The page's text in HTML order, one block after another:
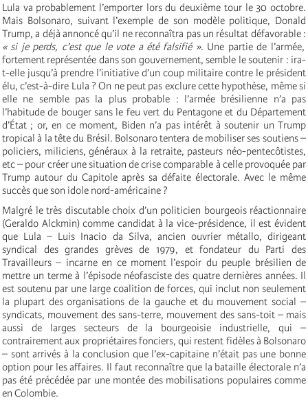
Lula va probablement l’emporter lors du deuxième tour le 30 octobre.
Mais Bolsonaro, suivant l’exemple de son modèle politique, Donald
Trump, a déjà annoncé qu’il ne reconnaîtra pas un résultat défavorable :
« si je perds, c’est que le vote a été falsifié ». Une partie de l’armée,
fortement représentée dans son gouvernement, semble le soutenir : ira-
t-elle jusqu’à prendre l’initiative d’un coup militaire contre le président
élu, c’est-à-dire Lula ? On ne peut pas exclure cette hypothèse, même si
elle ne semble pas la plus probable : l’armée brésilienne n’a pas
l’habitude de bouger sans le feu vert du Pentagone et du Département
d’État ; or, en ce moment, Biden n’a pas intérêt à soutenir un Trump
tropical à la tête du Brésil. Bolsonaro tentera de mobiliser ses soutiens –
policiers, miliciens, généraux à la retraite, pasteurs néo-pentecôtistes,
etc – pour créer une situation de crise comparable à celle provoquée par
Trump autour du Capitole après sa défaite électorale. Avec le même
succès que son idole nord-américaine ?
Malgré le très discutable choix d’un politicien bourgeois réactionnaire
(Geraldo Alckmin) comme candidat à la vice-présidence, il est évident
que Lula – Luis Inacio da Silva, ancien ouvrier métallo, dirigeant
syndical des grandes grèves de 1979, et fondateur du Parti des
Travailleurs – incarne en ce moment l’espoir du peuple brésilien de
mettre un terme à l’épisode néofasciste des quatre dernières années. Il
est soutenu par une large coalition de forces, qui inclut non seulement
la plupart des organisations de la gauche et du mouvement social –
syndicats, mouvement des sans-terre, mouvement des sans-toit – mais
aussi de larges secteurs de la bourgeoisie industrielle, qui –
contrairement aux propriétaires fonciers, qui restent fidèles à Bolsonaro
– sont arrivés à la conclusion que l’ex-capitaine n’était pas une bonne
option pour les affaires. Il faut reconnaître que la bataille électorale n’a
pas été précédée par une montée des mobilisations populaires comme
en Colombie.